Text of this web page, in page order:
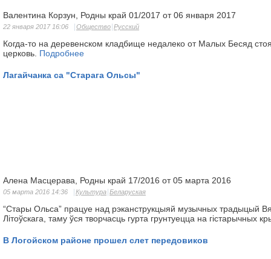
Валентина Корзун, Родны край 01/2017 от 06 января 2017
22 января 2017 16:06 Общество Русский
Когда-то на деревенском кладбище недалеко от Малых Бесяд
церковь. Подробнее
Лагайчанка са "Старага Ольсы"
Алена Масцерава, Родны край 17/2016 от 05 марта 2016
05 марта 2016 14:36 Культура Беларуская
“Стары Ольса” працуе над рэканструкцыяй музычных традыцый
Літоўскага, таму ўся творчасць гурта грунтуецца на гістарычных
В Логойском районе прошел слет передовиков